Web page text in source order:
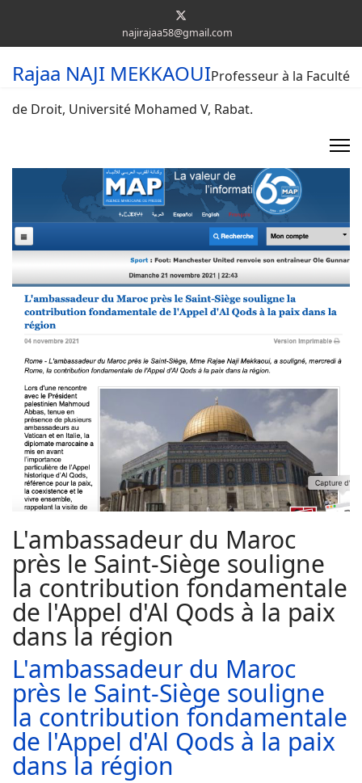
najirajaa58@gmail.com
Rajaa NAJI MEKKAOUIProfesseur à la Faculté
de Droit, Université Mohamed V, Rabat.
L'ambassadeur du Maroc
près le Saint-Siège souligne
la contribution fondamentale
de l'Appel d'Al Qods à la paix
dans la région
L'ambassadeur du Maroc
près le Saint-Siège souligne
la contribution fondamentale
de l'Appel d'Al Qods à la paix
dans la région